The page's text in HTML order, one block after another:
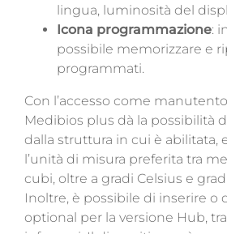
lingua, luminosità del
Icona programmazione:
possibile memorizzare e
programmati.
Con l’accesso come
Medibios plus dà la possibilità
dalla struttura in cui è abilitata,
l’unità di misura preferita tra
cubi, oltre a gradi Celsius e
Inoltre, è possibile di inserire o
optional per la versione Hub,